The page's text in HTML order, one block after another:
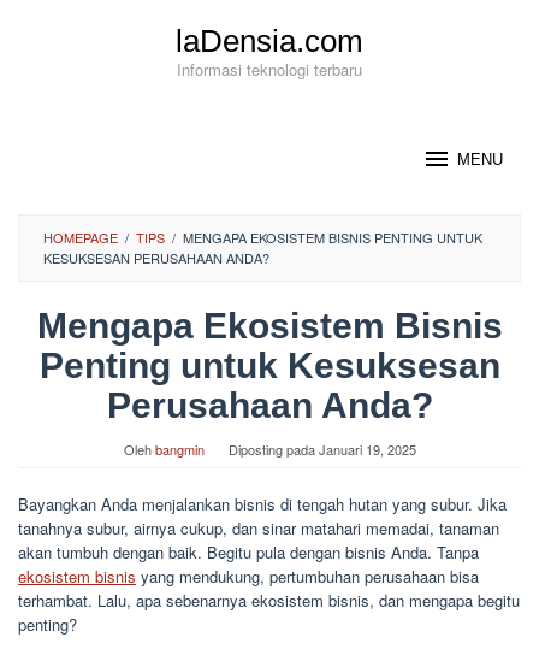
laDensia.com
Informasi teknologi terbaru
MENU
HOMEPAGE / TIPS / MENGAPA EKOSISTEM BISNIS PENTING UNTUK
KESUKSESAN PERUSAHAAN ANDA?
Mengapa Ekosistem Bisnis
Penting untuk Kesuksesan
Perusahaan Anda?
Olehbangmin Diposting padaJanuari 19, 2025
Bayangkan Anda menjalankan bisnis di tengah hutan yang subur. Jika
tanahnya subur, airnya cukup, dan sinar matahari memadai, tanaman
akan tumbuh dengan baik. Begitu pula dengan bisnis Anda. Tanpa
ekosistem bisnis yang mendukung, pertumbuhan perusahaan bisa
terhambat. Lalu, apa sebenarnya ekosistem bisnis, dan mengapa begitu
penting?